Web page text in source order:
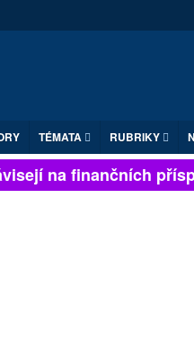
TÉMATA RUBRIKY
na finančních